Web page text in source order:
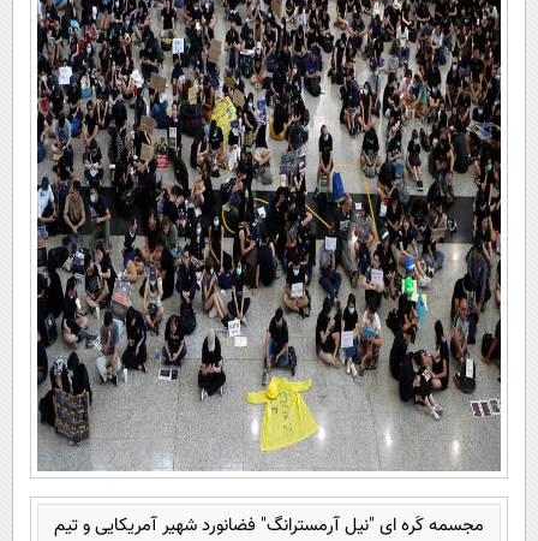
مجسمه‌ کَره ای "نیل آرمسترانگ" فضانورد شهیر آمریکایی و تیم